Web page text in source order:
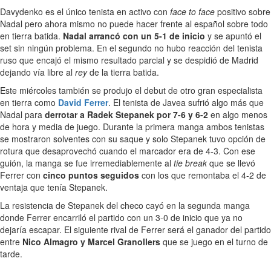
Davydenko es el único tenista en activo con face to face positivo sobre
Nadal pero ahora mismo no puede hacer frente al español sobre todo
en tierra batida. Nadal arrancó con un 5-1 de inicio y se apuntó el
set sin ningún problema. En el segundo no hubo reacción del tenista
ruso que encajó el mismo resultado parcial y se despidió de Madrid
dejando vía libre al reyde la tierra batida.
Este miércoles también se produjo el debut de otro gran especialista
en tierra como David Ferrer. El tenista de Javea sufrió algo más que
Nadal para derrotar a Radek Stepanek por 7-6 y 6-2 en algo menos
de hora y media de juego. Durante la primera manga ambos tenistas
se mostraron solventes con su saque y solo Stepanek tuvo opción de
rotura que desaprovechó cuando el marcador era de 4-3. Con ese
guión, la manga se fue irremediablemente al tie break que se llevó
Ferrer con cinco puntos seguidos con los que remontaba el 4-2 de
ventaja que tenía Stepanek.
La resistencia de Stepanek del checo cayó en la segunda manga
donde Ferrer encarriló el partido con un 3-0 de inicio que ya no
dejaría escapar. El siguiente rival de Ferrer será el ganador del partido
entre Nico Almagro y Marcel Granollers que se juego en el turno de
tarde.